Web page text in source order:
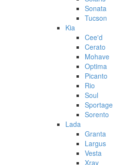
Sonata
Tucson
Kia
Cee'd
Cerato
Mohave
Optima
Picanto
Rio
Soul
Sportage
Sorento
Lada
Granta
Largus
Vesta
Xray